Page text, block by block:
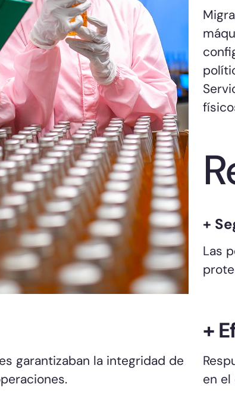
+
Las
garantizaban la integridad de
+
en